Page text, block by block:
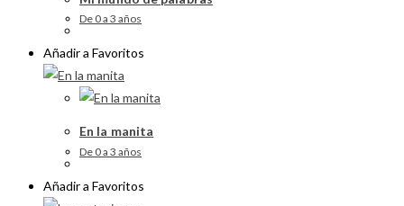
De 0 a 3 años
Añadir a Favoritos
En la manita
De 0 a 3 años
Añadir a Favoritos